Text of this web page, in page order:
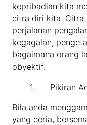
kepribadian kita
citra diri kita. Citra
perjalanan
kegagalan,
bagaimana orang
obyektif.
1. Pikiran
Bila anda
yang ceria,